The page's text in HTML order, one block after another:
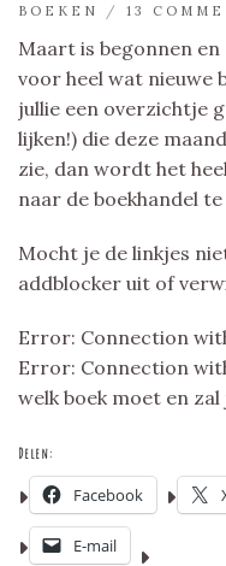
BOEKEN
/ 13
Maart is begonnen
voor heel wat nieuwe
jullie een overzichtje
lijken!) die deze
zie, dan wordt het
naar de boekhandel
Mocht je de linkjes
addblocker uit of
Error: Connection
Error: Connection
welk boek moet en zal
Delen:
Facebook
E-mail